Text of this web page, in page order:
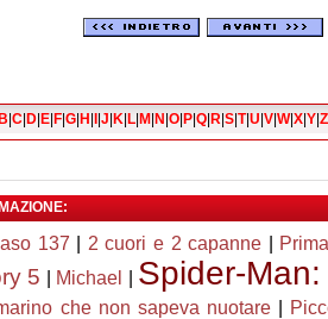
B C D E F G H J K L M N O P Q R S T|U V W|X Y Z
137 2 cuori e 2 capanne
5 Michael Spider-
che non sapeva nuotare